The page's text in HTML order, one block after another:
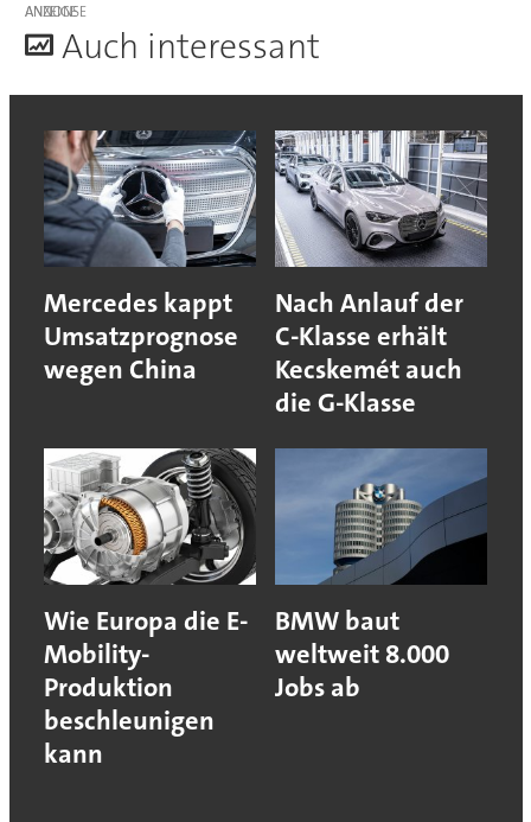
ANZEIGE
Auch interessant
Mercedes kappt
Umsatzprognose
wegen China
Nach Anlauf der
C-Klasse erhält
Kecskemét auch
die G-Klasse
Wie Europa die E-
Mobility-
Produktion
beschleunigen
kann
BMW baut
weltweit 8.000
Jobs ab